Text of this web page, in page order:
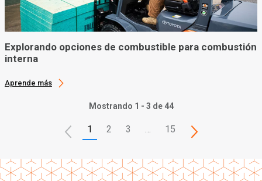
Explorando opciones de combustible para combustión
interna
Aprende más
Mostrando 1 - 3 de 44
1 2 3 … 15